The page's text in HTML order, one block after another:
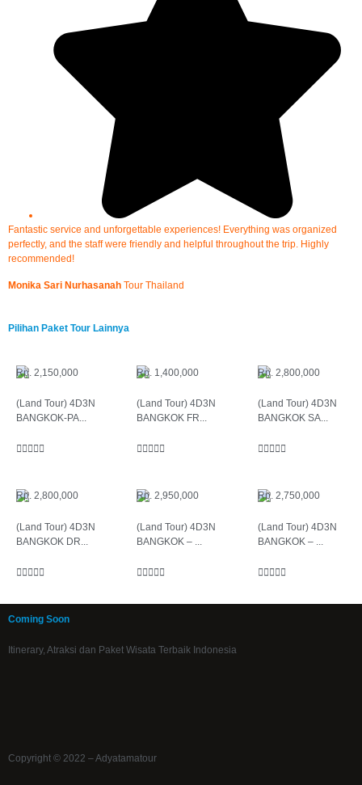
Fantastic service and unforgettable experiences! Everything was organized
perfectly, and the staff were friendly and helpful throughout the trip. Highly
recommended!
Monika Sari Nurhasanah Tour Thailand
Pilihan Paket Tour Lainnya
Rp. 2,150,000
(Land Tour) 4D3N
BANGKOK-PA...

Rp. 1,400,000
(Land Tour) 4D3N
BANGKOK FR...

Rp. 2,800,000
(Land Tour) 4D3N
BANGKOK SA...

Rp. 2,800,000
(Land Tour) 4D3N
BANGKOK DR...

Rp. 2,950,000
(Land Tour) 4D3N
BANGKOK – ...

Rp. 2,750,000
(Land Tour) 4D3N
BANGKOK – ...

Coming Soon
Itinerary, Atraksi dan Paket Wisata Terbaik Indonesia
Copyright © 2022 – Adyatamatour